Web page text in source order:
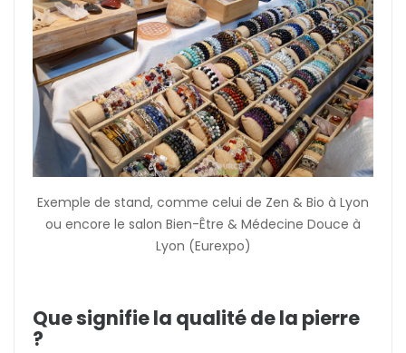
Exemple de stand, comme celui de Zen & Bio à Lyon
ou encore le salon Bien-Être & Médecine Douce à
Lyon (Eurexpo)
Que signifie la qualité de la pierre
?